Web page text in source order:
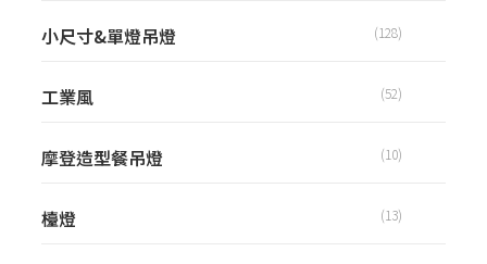
小尺寸&單燈吊燈 (128)
工業風 (52)
摩登造型餐吊燈 (10)
檯燈 (13)